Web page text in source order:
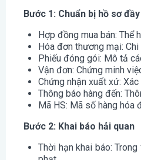
Bước 1: Chuẩn bị hồ sơ
Hợp đồng mua bán: Thể
Hóa đơn thương mại:
Phiếu đóng gói: Mô tả
Vận đơn: Chứng minh
Chứng nhận xuất xứ:
Thông báo hàng đến:
Mã HS: Mã số hàng hóa
Bước 2: Khai báo hải quan
Thời hạn khai báo: